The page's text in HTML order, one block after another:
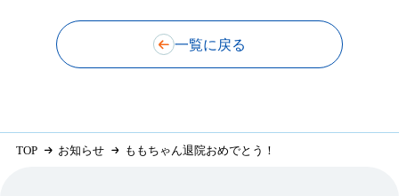
一覧に戻る
TOP お知らせ ももちゃん退院おめでとう！